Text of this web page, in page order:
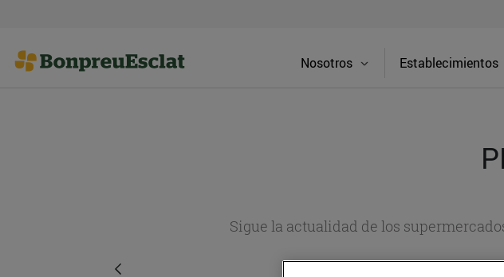
Nosotros Establecimientos
Sigue la actualidad de los